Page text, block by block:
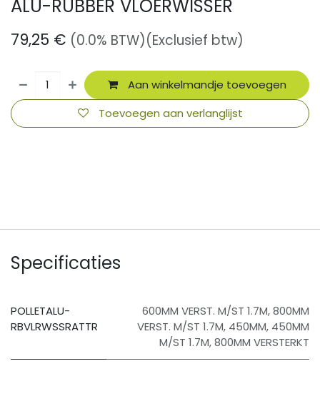
ALU-RUBBER VLOERWISSER
79,25 € (0.0% BTW)(Exclusief btw)
Aan winkelmandje toevoegen
Toevoegen aan verlanglijst
Specificaties
POLLETALU-
RBVLRWSSRATTR
600MM VERST. M/ST 1.7M,800MM
VERST. M/ST 1.7M, 450MM, 450MM
M/ST 1.7M,800MM VERSTERKT